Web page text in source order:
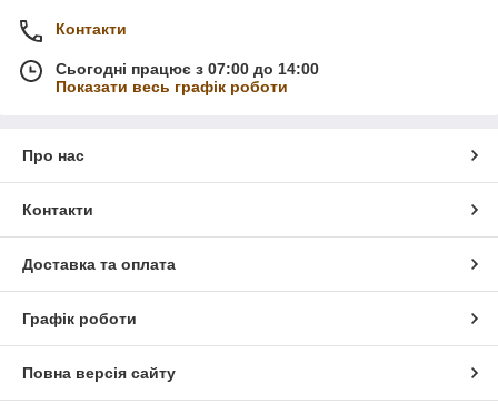
Контакти
Сьогодні працює з 07:00 до 14:00
Показати весь графік роботи
Про нас
Контакти
Доставка та оплата
Графік роботи
Повна версія сайту